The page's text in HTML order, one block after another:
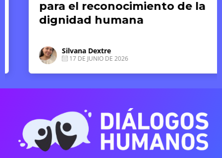
para el reconocimiento de la
dignidad humana
Silvana Dextre
17 DE JUNIO DE 2026